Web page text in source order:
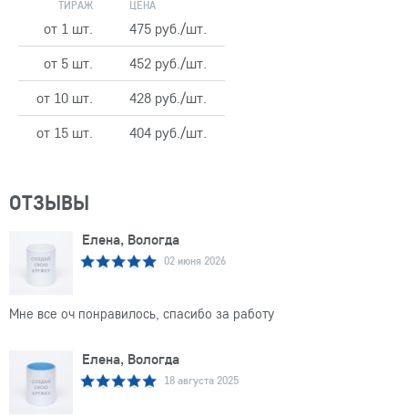
ТИРАЖ ЦЕНА
от 1 шт.
475 руб./шт.
от 5 шт.
452 руб./шт.
от 10 шт.
428 руб./шт.
от 15 шт.
404 руб./шт.
ОТЗЫВЫ
Елена, Вологда
02 июня 2026
Мне все оч понравилось, спасибо за работу
Елена, Вологда
18 августа 2025